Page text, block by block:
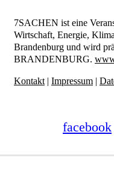
7SACHEN ist eine
Wirtschaft, Energie,
Brandenburg und wird
BRANDENBURG.
Kontakt | Impressum |
facebook